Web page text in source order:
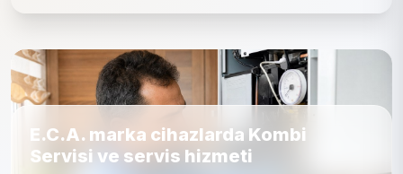
E.C.A. marka cihazlarda Kombi
Servisi ve servis hizmeti